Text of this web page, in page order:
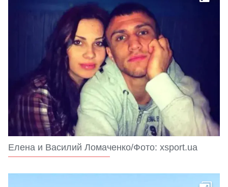
Елена и Василий Ломаченко/Фото: xsport.ua